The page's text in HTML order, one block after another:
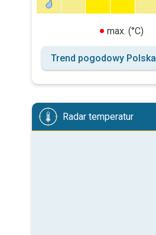
max. (°C)
Trend pogodowy Polska
Radar temperatur